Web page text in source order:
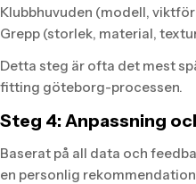
Klubbhuvuden (modell,
Grepp (storlek, material,
Detta steg är ofta det mest
fitting göteborg-processen.
Steg 4: Anpassning
Baserat på all data och
en personlig